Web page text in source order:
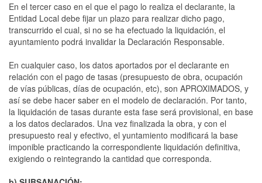
En el tercer caso en el que el pago lo realiza el declarante, la
Entidad Local debe fijar un plazo para realizar dicho pago,
transcurrido el cual, si no se ha efectuado la liquidación, el
ayuntamiento podrá invalidar la Declaración Responsable.
En cualquier caso, los datos aportados por el declarante en
relación con el pago de tasas (presupuesto de obra, ocupación
de vías públicas, días de ocupación, etc), son APROXIMADOS, y
así se debe hacer saber en el modelo de declaración. Por tanto,
la liquidación de tasas durante esta fase será provisional, en base
a los datos declarados. Una vez finalizada la obra, y con el
presupuesto real y efectivo, el yuntamiento modificará la base
imponible practicando la correspondiente liquidación definitiva,
exigiendo o reintegrando la cantidad que corresponda.